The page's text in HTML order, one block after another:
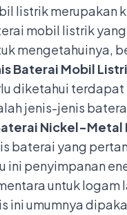
listrik merupakan
mobil listrik
mengetahuinya,
Baterai Mobil
diketahui
jenis-jenis
Nickel-Metal
baterai yang
ini penyimpanan
untuk logam
ini umumnya